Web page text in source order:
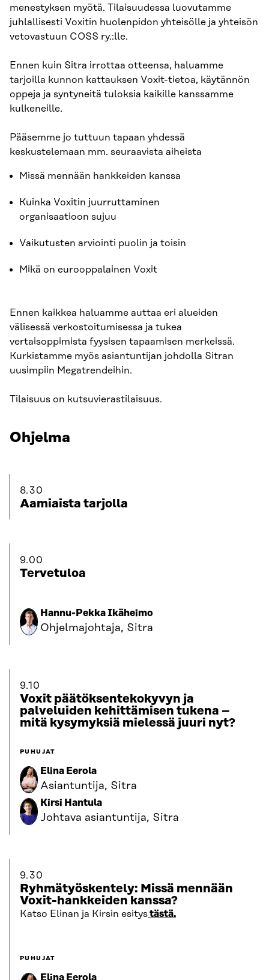
menestyksen myötä. Tilaisuudessa luovutamme
juhlallisesti Voxitin huolenpidon yhteisölle ja yhteisön
vetovastuun COSS ry.:lle.
Ennen kuin Sitra irrottaa otteensa, haluamme
tarjoilla kunnon kattauksen Voxit-tietoa, käytännön
oppeja ja syntyneitä tuloksia kaikille kanssamme
kulkeneille.
Pääsemme jo tuttuun tapaan yhdessä
keskustelemaan mm. seuraavista aiheista
Missä mennään hankkeiden kanssa
Kuinka Voxitin juurruttaminen
organisaatioon sujuu
Vaikutusten arviointi puolin ja toisin
Mikä on eurooppalainen Voxit
Ennen kaikkea haluamme auttaa eri alueiden
välisessä verkostoitumisessa ja tukea
vertaisoppimista fyysisen tapaamisen merkeissä.
Kurkistamme myös asiantuntijan johdolla Sitran
uusimpiin Megatrendeihin.
Tilaisuus on kutsuvierastilaisuus.
Ohjelma
8.30
Aamiaista tarjolla
9.00
Tervetuloa
Hannu-Pekka Ikäheimo
Ohjelmajohtaja, Sitra
9.10
Voxit päätöksentekokyvyn ja
palveluiden kehittämisen tukena –
mitä kysymyksiä mielessä juuri nyt?
PUHUJAT
Elina Eerola
Asiantuntija, Sitra
Kirsi Hantula
Johtava asiantuntija, Sitra
9.30
Ryhmätyöskentely: Missä mennään
Voxit-hankkeiden kanssa?
Katso Elinan ja Kirsin esitystästä.
PUHUJAT
Elina Eerola